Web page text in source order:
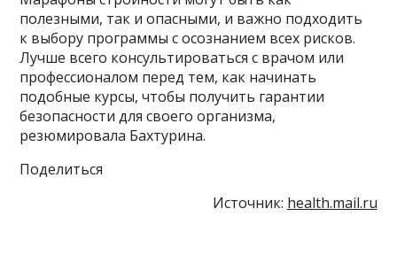
полезными, так и опасными, и важно подходить
к выбору программы с осознанием всех рисков.
Лучше всего консультироваться с врачом или
профессионалом перед тем, как начинать
подобные курсы, чтобы получить гарантии
безопасности для своего организма,
резюмировала Бахтурина.
Поделиться
Источник: health.mail.ru